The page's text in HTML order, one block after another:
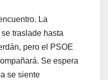
La
traslade hasta
pero el PSOE
Se espera
se siente